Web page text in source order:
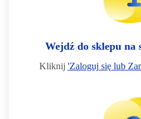
Wejdź do sklepu
Kliknij 'Zaloguj się lub